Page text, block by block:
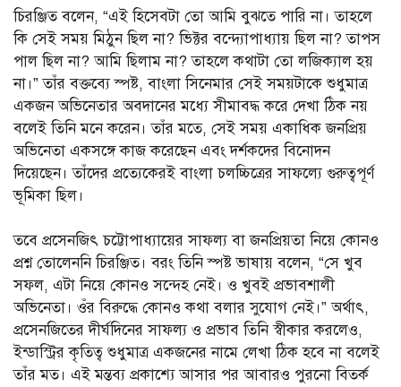
চিরঞ্জিত বলেন, “এই হিসেবটা তো আমি বুঝতে পারি না। তাহলে
কি সেই সময় মিঠুন ছিল না? ভিক্টর বন্দ্যোপাধ্যায় ছিল না? তাপস
পাল ছিল না? আমি ছিলাম না? তাহলে কথাটা তো লজিক্যাল হয়
না।” তাঁর বক্তব্যে স্পষ্ট, বাংলা সিনেমার সেই সময়টাকে শুধুমাত্র
একজন অভিনেতার অবদানের মধ্যে সীমাবদ্ধ করে দেখা ঠিক নয়
বলেই তিনি মনে করেন। তাঁর মতে, সেই সময় একাধিক জনপ্রিয়
অভিনেতা একসঙ্গে কাজ করেছেন এবং দর্শকদের বিনোদন
দিয়েছেন। তাঁদের প্রত্যেকেরই বাংলা চলচ্চিত্রের সাফল্যে গুরুত্বপূর্ণ
ভূমিকা ছিল।
তবে প্রসেনজিৎ চট্টোপাধ্যায়ের সাফল্য বা জনপ্রিয়তা নিয়ে কোনও
প্রশ্ন তোলেননি চিরঞ্জিত। বরং তিনি স্পষ্ট ভাষায় বলেন, “সে খুব
সফল, এটা নিয়ে কোনও সন্দেহ নেই। ও খুবই প্রভাবশালী
অভিনেতা। ওঁর বিরুদ্ধে কোনও কথা বলার সুযোগ নেই।” অর্থাৎ,
প্রসেনজিতের দীর্ঘদিনের সাফল্য ও প্রভাব তিনি স্বীকার করলেও,
ইন্ডাস্ট্রির কৃতিত্ব শুধুমাত্র একজনের নামে লেখা ঠিক হবে না বলেই
তাঁর মত। এই মন্তব্য প্রকাশ্যে আসার পর আবারও পুরনো বিতর্ক